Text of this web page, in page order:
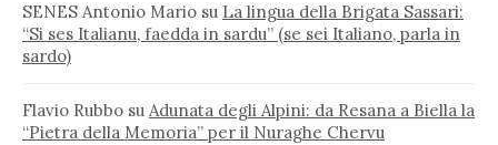
SENES Antonio Mario su La lingua della Brigata Sassari:
“Si ses Italianu, faedda in sardu” (se sei Italiano, parla in
sardo)
Flavio Rubbo su Adunata degli Alpini: da Resana a Biella la
“Pietra della Memoria” per il Nuraghe Chervu